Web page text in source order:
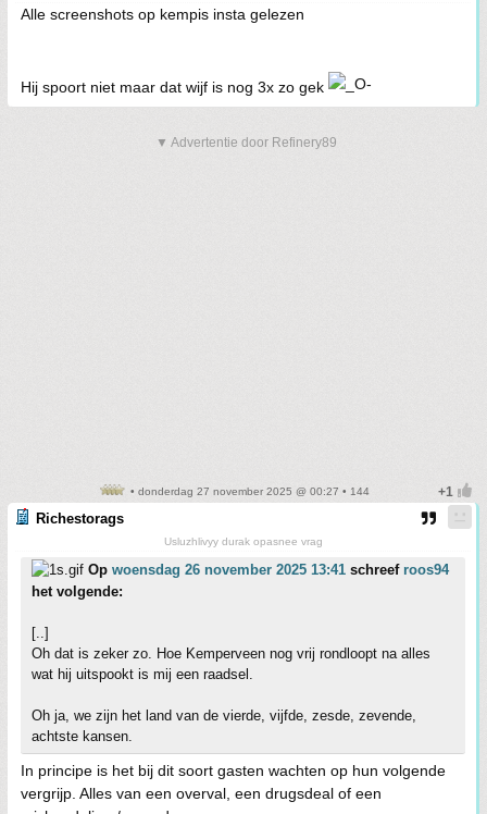
Alle screenshots op kempis insta gelezen
Hij spoort niet maar dat wijf is nog 3x zo gek
▼ Advertentie door Refinery89
• donderdag 27 november 2025 @ 00:27 • 144
Richestorags
Usluzhlivyy durak opasnee vrag
Op woensdag 26 november 2025 13:41 schreef roos94
het volgende:
[..]
Oh dat is zeker zo. Hoe Kemperveen nog vrij rondloopt na alles
wat hij uitspookt is mij een raadsel.
Oh ja, we zijn het land van de vierde, vijfde, zesde, zevende,
achtste kansen.
In principe is het bij dit soort gasten wachten op hun volgende
vergrijp. Alles van een overval, een drugsdeal of een